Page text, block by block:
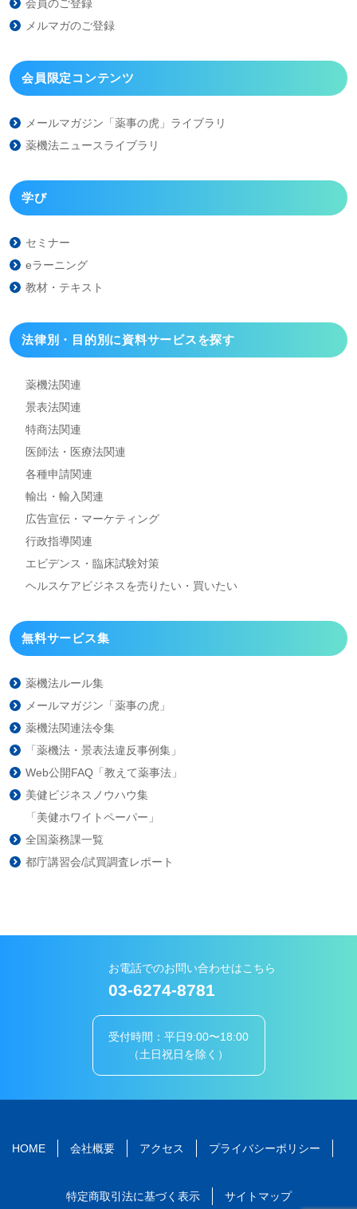
会員のご登録
メルマガのご登録
会員限定コンテンツ
メールマガジン「薬事の虎」 ライブラリ
薬機法ニュースライブラリ
学び
セミナー
eラーニング
教材・テキスト
法律別・目的別に資料サービスを探す
薬機法関連
景表法関連
特商法関連
医師法・医療法関連
各種申請関連
輸出・輸入関連
広告宣伝・マーケティング
行政指導関連
エビデンス・臨床試験対策
ヘルスケアビジネスを売りたい・買いたい
無料サービス集
薬機法ルール集
メールマガジン「薬事の虎」
薬機法関連法令集
「薬機法・景表法違反事例集」
Web公開FAQ「教えて薬事法」
美健ビジネスノウハウ集
「美健ホワイトペーパー」
全国薬務課一覧
都庁講習会/試買調査レポート
お電話でのお問い合わせはこちら
03-6274-8781
受付時間：平日9:00〜18:00
（土日祝日を除く）
HOME 会社概要 アクセス プライバシーポリシー
特定商取引法に基づく表示 サイトマップ